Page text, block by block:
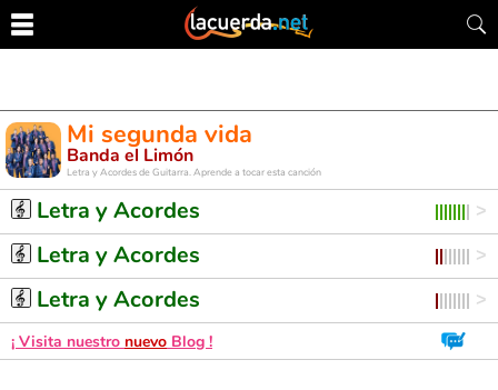
Mi segunda vida
Banda el Limón
Letra y Acordes de Guitarra. Aprende a tocar esta canción
Letra y Acordes
Letra y Acordes
Letra y Acordes
¡ Visita nuestro nuevo Blog !